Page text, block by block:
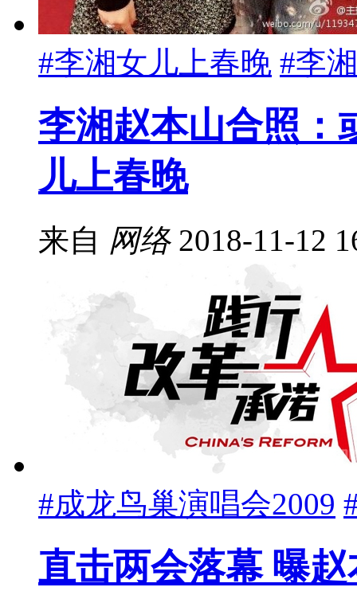
#李湘女儿上春晚 #李
李湘赵本山合照：
儿上春晚
来自 网络 2018-11-12
#成龙鸟巢演唱会2009
直击两会落幕 曝